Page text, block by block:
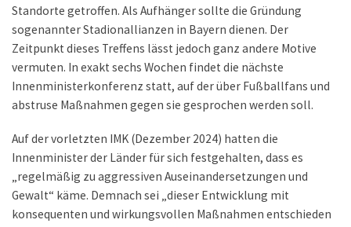
Standorte getroffen. Als Aufhänger sollte die Gründung
sogenannter Stadionallianzen in Bayern dienen. Der
Zeitpunkt dieses Treffens lässt jedoch ganz andere Motive
vermuten. In exakt sechs Wochen findet die nächste
Innenministerkonferenz statt, auf der über Fußballfans und
abstruse Maßnahmen gegen sie gesprochen werden soll.
Auf der vorletzten IMK (Dezember 2024) hatten die
Innenminister der Länder für sich festgehalten, dass es
„regelmäßig zu aggressiven Auseinandersetzungen und
Gewalt“ käme. Demnach sei „dieser Entwicklung mit
konsequenten und wirkungsvollen Maßnahmen entschieden